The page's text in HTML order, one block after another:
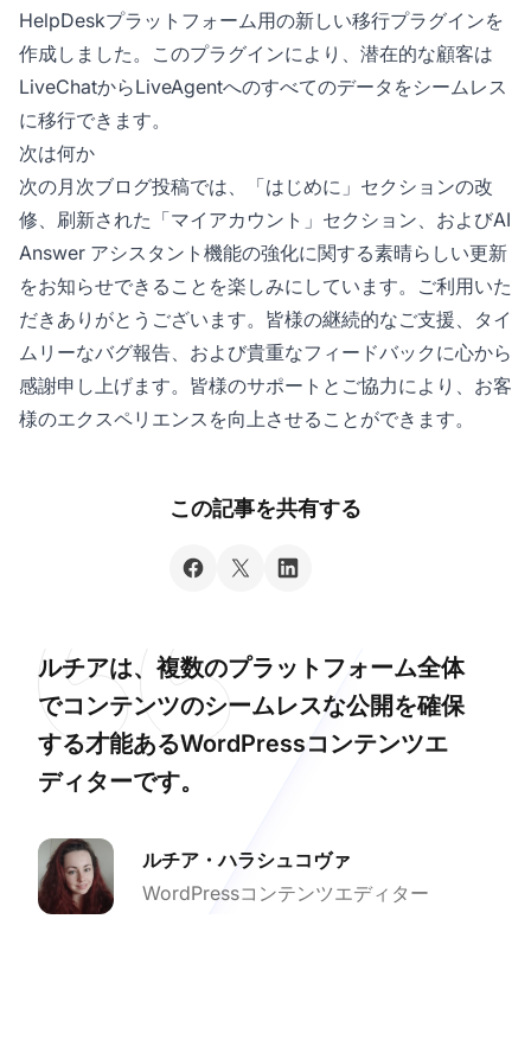
HelpDeskプラットフォーム用の新しい移行プラグインを
作成しました。このプラグインにより、潜在的な顧客は
LiveChatからLiveAgentへのすべてのデータをシームレス
に移行できます。
次は何か
次の月次ブログ投稿では、「はじめに」セクションの改
修、刷新された「マイアカウント」セクション、およびAI
Answer アシスタント機能の強化に関する素晴らしい更新
をお知らせできることを楽しみにしています。ご利用いた
だきありがとうございます。皆様の継続的なご支援、タイ
ムリーなバグ報告、および貴重なフィードバックに心から
感謝申し上げます。皆様のサポートとご協力により、お客
様のエクスペリエンスを向上させることができます。
この記事を共有する
ルチアは、複数のプラットフォーム全体
でコンテンツのシームレスな公開を確保
する才能あるWordPressコンテンツエ
ディターです。
ルチア・ハラシュコヴァ
WordPressコンテンツエディター